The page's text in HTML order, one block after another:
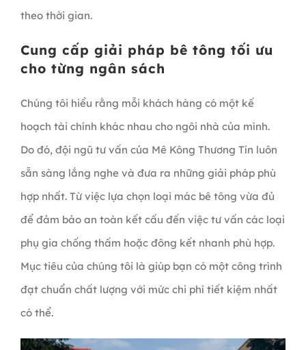
theo thời gian.
Cung cấp giải pháp bê tông tối ưu
cho từng ngân sách
Chúng tôi hiểu rằng mỗi khách hàng có một kế
hoạch tài chính khác nhau cho ngôi nhà của mình.
Do đó, đội ngũ tư vấn của Mê Kông Thương Tín luôn
sẵn sàng lắng nghe và đưa ra những giải pháp phù
hợp nhất. Từ việc lựa chọn loại mác bê tông vừa đủ
để đảm bảo an toàn kết cấu đến việc tư vấn các loại
phụ gia chống thấm hoặc đông kết nhanh phù hợp.
Mục tiêu của chúng tôi là giúp bạn có một công trình
đạt chuẩn chất lượng với mức chi phí tiết kiệm nhất
có thể.